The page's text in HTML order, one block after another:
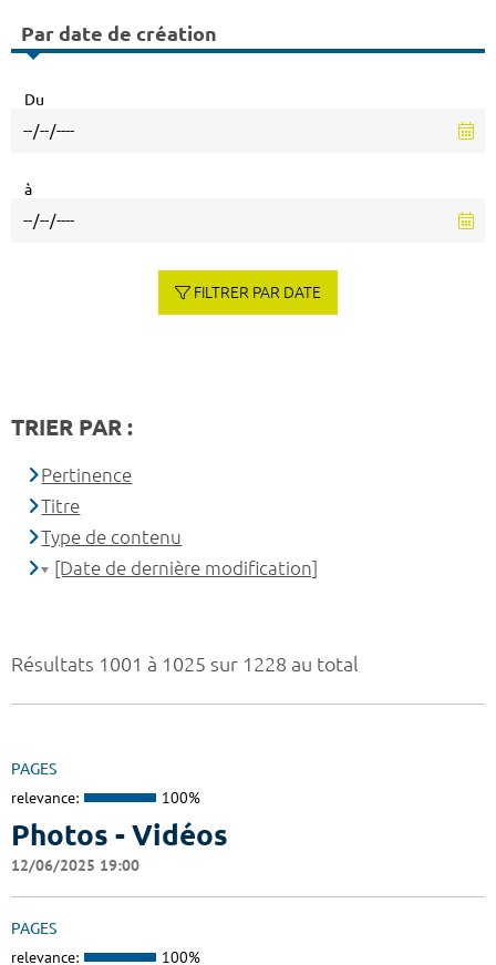
Résultats 1001 à 1025 sur 1228 au total
PAGES
relevance: 100%
Photos - Vidéos
12/06/2025 19:00
PAGES
relevance: 100%
Par date de création
Du
à
FILTRER PAR DATE
TRIER PAR :
Pertinence
Titre
Type de contenu
[Date de dernière modification]